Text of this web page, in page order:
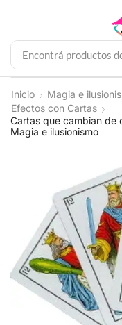
Encontrá productos
Inicio
Magia e
Efectos con Cartas
Cartas que cambian de
Magia e ilusionismo